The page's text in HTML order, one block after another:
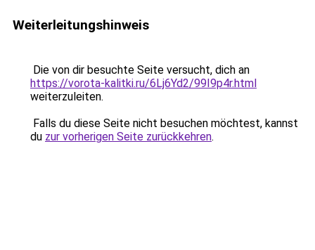
Weiterleitungshinweis
Die von dir besuchte Seite versucht, dich an
https://vorota-kalitki.ru/6Lj6Yd2/99I9p4r.html
weiterzuleiten.
Falls du diese Seite nicht besuchen möchtest, kannst
du zur vorherigen Seite zurückkehren.